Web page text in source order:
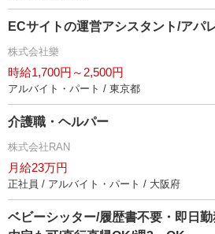
ECサイトの運営アシスタント/アパ
株式会社樂
時給1,700円～2,500円
アルバイト・パート / 東京都
介護職・ヘルパー
株式会社RAN
月給23万円
正社員 / アルバイト・パート / 大阪府
ベビーシッター/履歴書不要・即日